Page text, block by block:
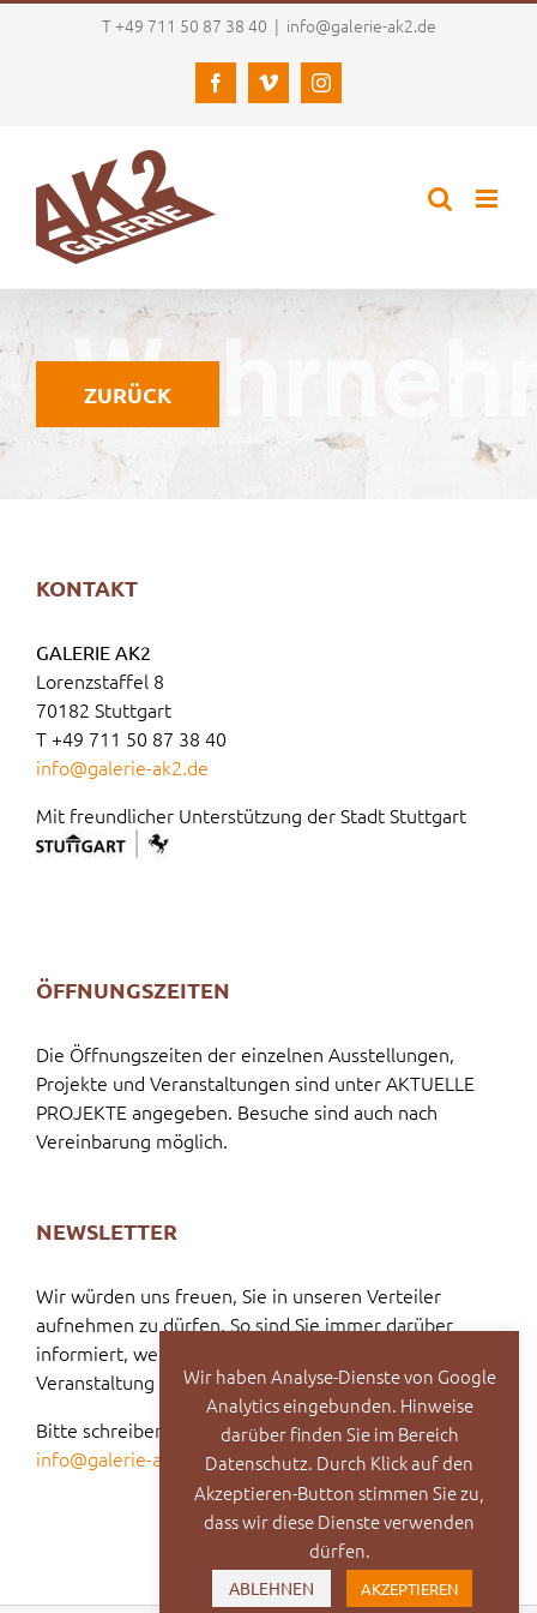
T +49 711 50 87 38 40 | info@galerie-ak2.de
FacebookVimeoInstagram
ZURÜCK
KONTAKT
GALERIE AK2
Lorenzstaffel 8
70182 Stuttgart
T +49 711 50 87 38 40
info@galerie-ak2.de
Mit freundlicher Unterstützung der Stadt Stuttgart
ÖFFNUNGSZEITEN
Die Öffnungszeiten der einzelnen Ausstellungen,
Projekte und Veranstaltungen sind unter AKTUELLE
PROJEKTE angegeben. Besuche sind auch nach
Vereinbarung möglich.
NEWSLETTER
Wir würden uns freuen, Sie in unseren Verteiler
aufnehmen zu dürfen. So sind Sie immer darüber
informiert, welche Vernissage oder welche
Veranstaltung bevorsteht.
Bitte schreiben Sie dazu eine E-Mail an:
info@galerie-ak2.de
Wir haben Analyse-Dienste von Google
Analytics eingebunden. Hinweise
darüber finden Sie im Bereich
Datenschutz. Durch Klick auf den
Akzeptieren-Button stimmen Sie zu,
dass wir diese Dienste verwenden
dürfen.
ABLEHNEN AKZEPTIEREN